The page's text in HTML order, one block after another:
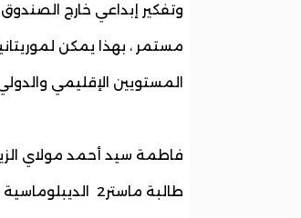
وتفكير إبداعي خارج
مستمر ، بهذا يمكن
المستويين الإقليمي
فاطمة سيد أحمد مولاي
طالبة ماستر2 الديبلوماسية والعلاقات الدولية